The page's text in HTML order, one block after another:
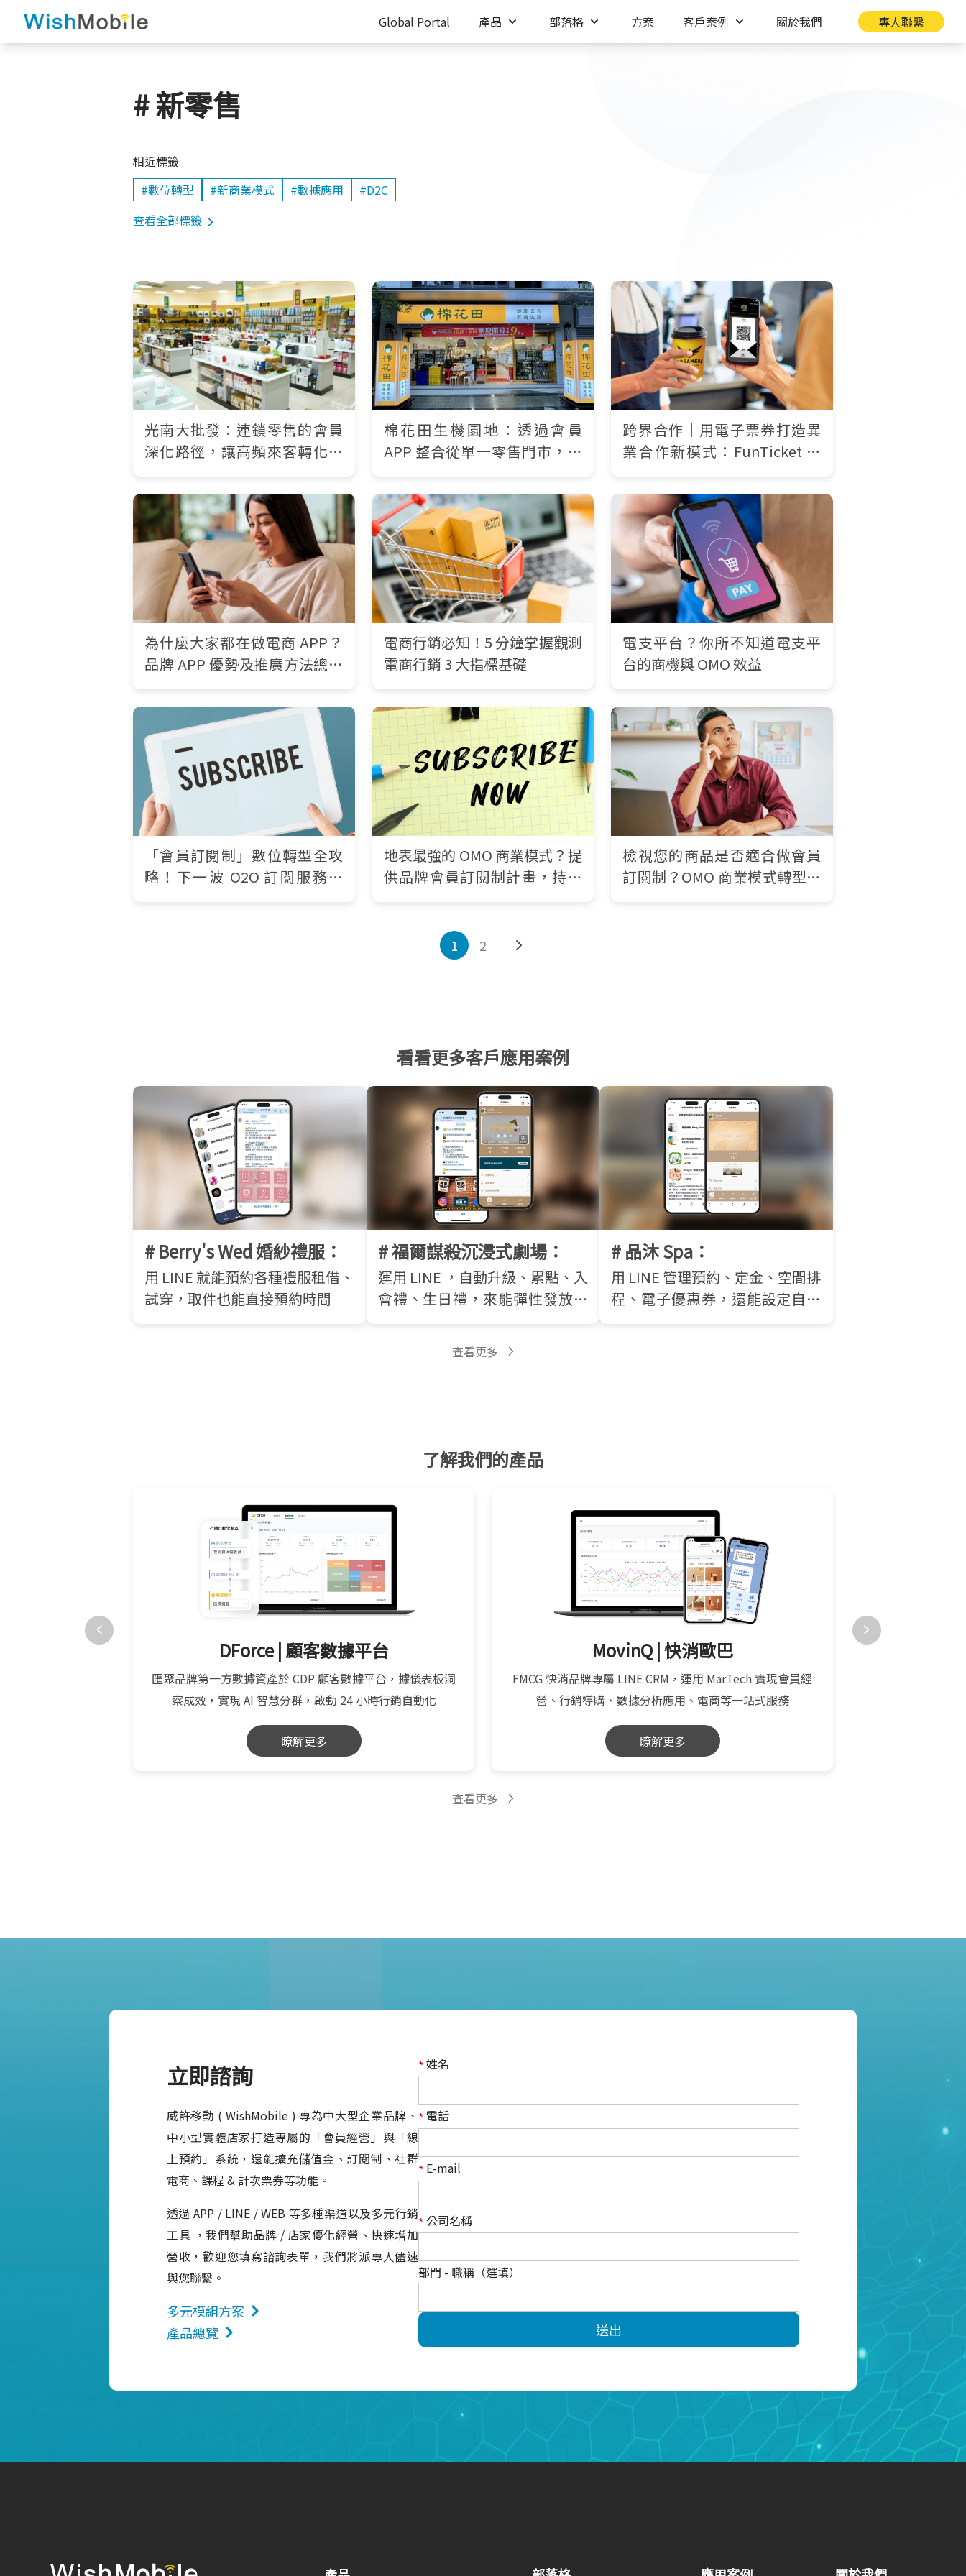
Global Portal 產品 部落格 方案 客戶案例 關於我們 專人聯繫
# 新零售
相近標籤
#數位轉型
#新商業模式 #數據應用
#D2C
查看全部標籤
光南大批發：連鎖零售的會員
深化路徑，讓高頻來客轉化為
棉花田生機園地：透過會員
APP 整合從單一零售門市，轉
跨界合作｜用電子票券打造異
業合作新模式：FunTicket 美
為什麼大家都在做電商 APP？
品牌 APP 優勢及推廣方法總整
電商行銷必知！5 分鐘掌握觀測
電商行銷 3 大指標基礎
電支平台？你所不知道電支平
台的商機與 OMO 效益
「會員訂閱制」數位轉型全攻
略！下一波 O2O 訂閱服務商
地表最強的 OMO 商業模式？提
供品牌會員訂閱制計畫，持續
檢視您的商品是否適合做會員
訂閱制？OMO 商業模式轉型勢
1 2
看看更多客戶應用案例
# Berry's Wed 婚紗禮服：
用 LINE 就能預約各種禮服租借、
試穿，取件也能直接預約時間
# 福爾謀殺沉浸式劇場：
運用 LINE ，自動升級、累點、入
會禮、生日禮，來能彈性發放回
# 品沐 Spa：
用 LINE 管理預約、定金、空間排
程、電子優惠券，還能設定自動
查看更多
了解我們的產品
DForce | 顧客數據平台
匯聚品牌第一方數據資產於 CDP 顧客數據平台，據儀表板洞
察成效，實現 AI 智慧分群，啟動 24 小時行銷自動化
瞭解更多
MovinQ | 快消歐巴
FMCG 快消品牌專屬 LINE CRM，運用 MarTech 實現會員經
營、行銷導購、數據分析應用、電商等一站式服務
瞭解更多
查看更多
立即諮詢
威許移動 ( WishMobile ) 專為中大型企業品牌、
中小型實體店家打造專屬的「會員經營」與「線
上預約」系統，還能擴充儲值金、訂閱制、社群
電商、課程 & 計次票券等功能。
透過 APP / LINE / WEB 等多種渠道以及多元行銷
工具 ，我們幫助品牌 / 店家優化經營、快速增加
營收，歡迎您填寫諮詢表單，我們將派專人儘速
與您聯繫。
多元模組方案
產品總覽
*姓名
* 電話
* E-mail
* 公司名稱
部門 - 職稱（選填）
送出